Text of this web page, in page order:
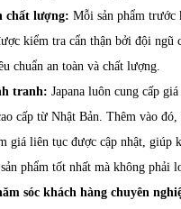
chất lượng: Mỗi sản phẩm trước
kiểm tra cẩn thận bởi đội ngũ
chuẩn an toàn và chất lượng.
tranh: Japana luôn cung cấp
cấp từ Nhật Bản. Thêm vào
giá liên tục được cập nhật, giúp
phẩm tốt nhất mà không phải
sóc khách hàng chuyên